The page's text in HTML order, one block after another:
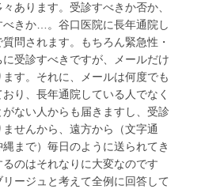
あります。受診すべきか否か、
べきか…。谷口医院に長年通院し
問されます。もちろん緊急性・
受診すべきですが、メールだけ
す。それに、メールは何度でも
り、長年通院している人でなく
ない人からも届きますし、受診
せんから、遠方から（文字通
まで）毎日のように送られてき
のはそれなりに大変なのです
ージュと考えて全例に回答して